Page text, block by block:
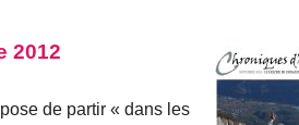
2012
de partir « dans les